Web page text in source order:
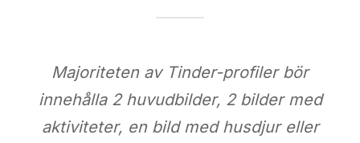
Majoriteten av Tinder-profiler bör
innehålla 2 huvudbilder, 2 bilder med
aktiviteter, en bild med husdjur eller